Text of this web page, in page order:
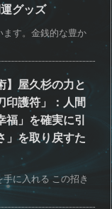
グッズ
す。金銭的な豊か
】屋久杉の力と
印護符」：人間
福」を確実に引
」を取り戻すた
に入れる この招き